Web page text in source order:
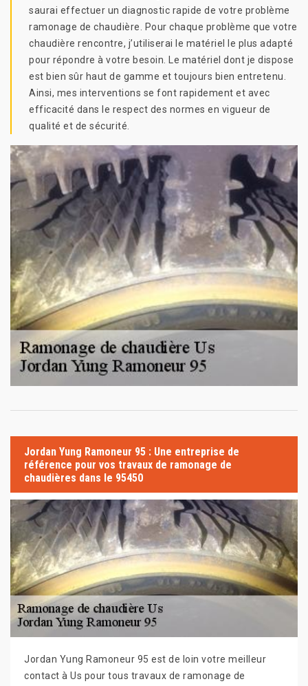
saurai effectuer un diagnostic rapide de votre problème
ramonage de chaudière. Pour chaque problème que votre
chaudière rencontre, j’utiliserai le matériel le plus adapté
pour répondre à votre besoin. Le matériel dont je dispose
est bien sûr haut de gamme et toujours bien entretenu.
Ainsi, mes interventions se font rapidement et avec
efficacité dans le respect des normes en vigueur de
qualité et de sécurité.
Jordan Yung Ramoneur 95 : Une entreprise de
référence pour vos travaux de ramonage de
chaudières dans le 95450
Jordan Yung Ramoneur 95 est de loin votre meilleur
contact à Us pour tous travaux de ramonage de